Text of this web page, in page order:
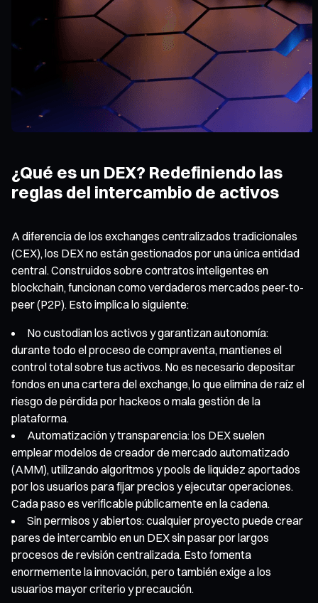
¿Qué es un DEX? Redefiniendo las
reglas del intercambio de activos
A diferencia de los exchanges centralizados tradicionales
(CEX), los DEX no están gestionados por una única entidad
central. Construidos sobre contratos inteligentes en
blockchain, funcionan como verdaderos mercados peer-to-
peer (P2P). Esto implica lo siguiente:
No custodian los activos y garantizan autonomía:
durante todo el proceso de compraventa, mantienes el
control total sobre tus activos. No es necesario depositar
fondos en una cartera del exchange, lo que elimina de raíz el
riesgo de pérdida por hackeos o mala gestión de la
plataforma.
Automatización y transparencia: los DEX suelen
emplear modelos de creador de mercado automatizado
(AMM), utilizando algoritmos y pools de liquidez aportados
por los usuarios para fijar precios y ejecutar operaciones.
Cada paso es verificable públicamente en la cadena.
Sin permisos y abiertos: cualquier proyecto puede crear
pares de intercambio en un DEX sin pasar por largos
procesos de revisión centralizada. Esto fomenta
enormemente la innovación, pero también exige a los
usuarios mayor criterio y precaución.